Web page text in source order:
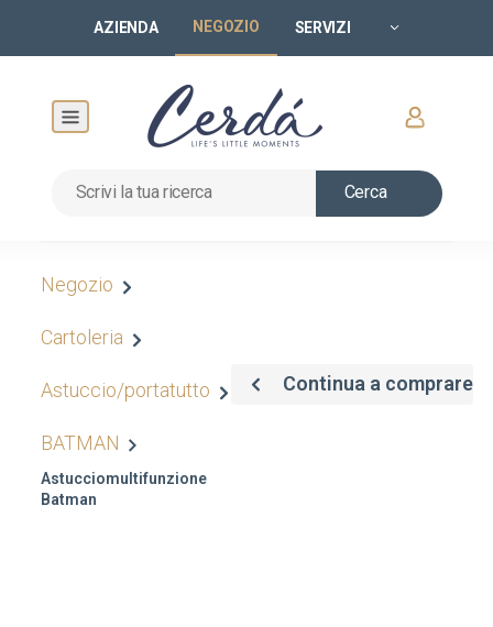
AZIENDA NEGOZIO SERVIZI
Cerca
Negozio
Cartoleria
Astuccio/portatutto
BATMAN
Astucciomultifunzione
Batman
Continua a comprare